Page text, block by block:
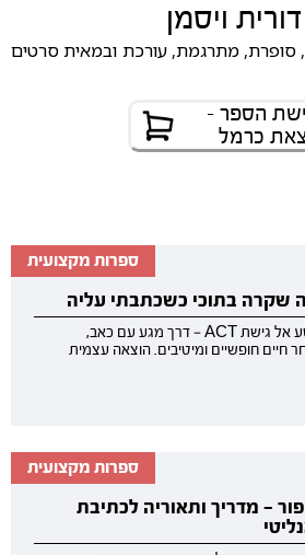
ויסמן
סופרת, מתרגמת, עורכת ובמאית סרטים
הספר -
כרמל
ספרות מקצועית
שקרה בתוכי כשכתבתי עליה
בספרו, מזמין רן אלמוג למסע אל גישת ACT — דרך מגע עם כאב,
חיים חופשיים ומיטיבים. הוצאה עצמית
ספרות מקצועית
— מדריך ותאוריה לכתיבת